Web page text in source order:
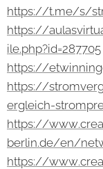
https://t.me/s/
https://
ile.php?id=287705
https://
https://
ergleich-
https://
berlin.de/en/
https://